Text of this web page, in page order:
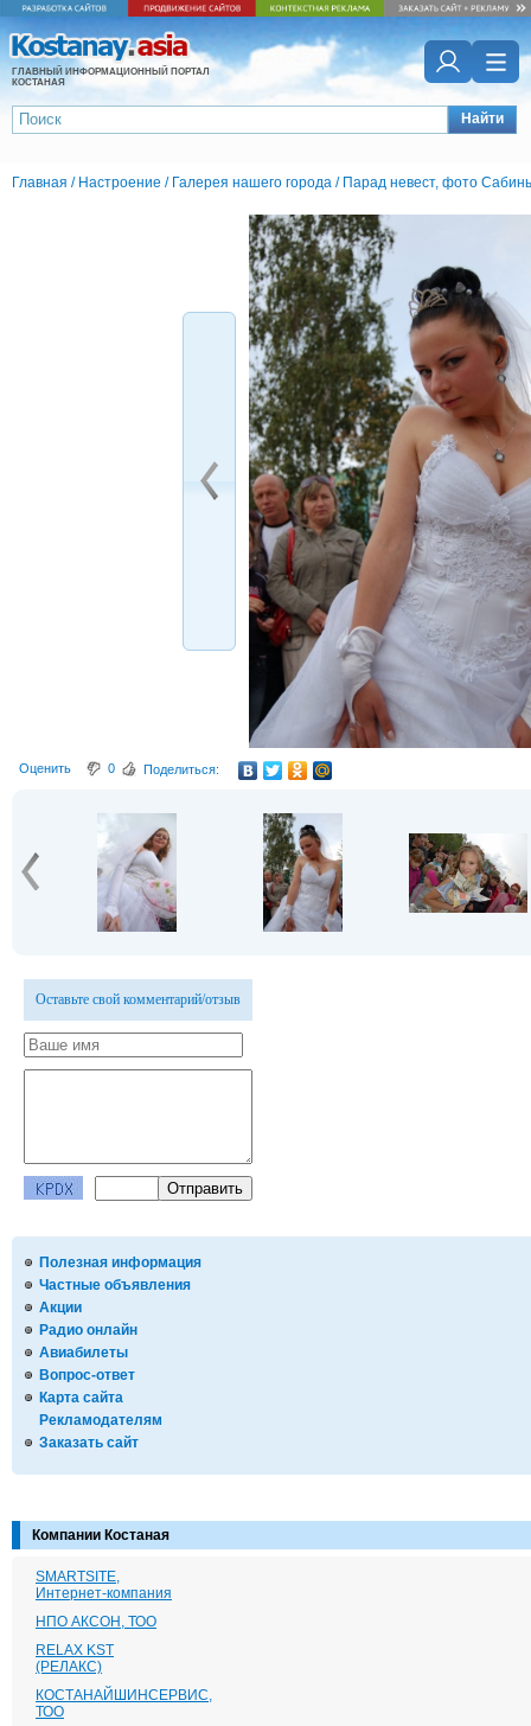
ГЛАВНЫЙ ИНФОРМАЦИОННЫЙ ПОРТАЛ
КОСТАНАЯ
Найти
Полезная информация
Частные объявления
Акции
Радио онлайн
Авиабилеты
Вопрос-ответ
Карта сайта
Рекламодателям
Заказать сайт
Компании Костаная
SMARTSITE,
Интернет-компания
НПО АКСОН, ТОО
RELAX KST
(РЕЛАКС)
КОСТАНАЙШИНСЕРВИС,
ТОО
Главная / Настроение / Галерея нашего города / Парад невест, фото
Оценить 0 Поделиться:
Оставьте свой комментарий/отзыв